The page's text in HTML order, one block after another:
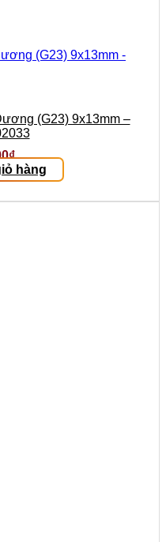
(G23) 9x13mm –
₫
hàng